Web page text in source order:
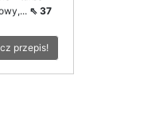
⇖ 37
przepis!